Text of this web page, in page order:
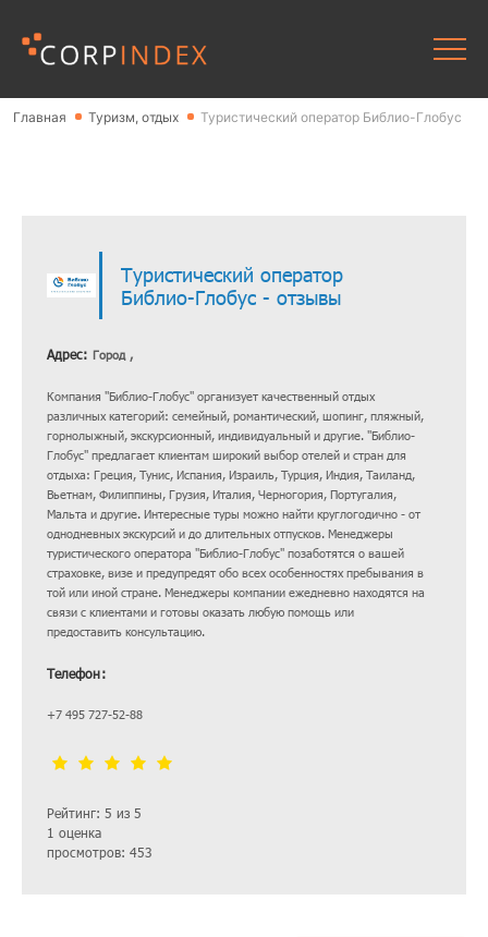
Главная Туризм, отдых Туристический оператор Библио-Глобус
Туристический оператор
Библио-Глобус - отзывы
Адрес: Город ,
Компания "Библио-Глобус" организует качественный отдых
различных категорий: семейный, романтический, шопинг, пляжный,
горнолыжный, экскурсионный, индивидуальный и другие. "Библио-
Глобус" предлагает клиентам широкий выбор отелей и стран для
отдыха: Греция, Тунис, Испания, Израиль, Турция, Индия, Таиланд,
Вьетнам, Филиппины, Грузия, Италия, Черногория, Португалия,
Мальта и другие. Интересные туры можно найти круглогодично - от
однодневных экскурсий и до длительных отпусков. Менеджеры
туристического оператора "Библио-Глобус" позаботятся о вашей
страховке, визе и предупредят обо всех особенностях пребывания в
той или иной стране. Менеджеры компании ежедневно находятся на
связи с клиентами и готовы оказать любую помощь или
предоставить консультацию.
Рейтинг: 5 из 5
1 оценка
просмотров: 453
Телефон:
+7 495 727-52-88